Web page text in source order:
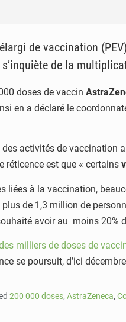
de vaccination
de la
doses de vaccin
en a déclaré le
des activités de
réticence est que « certains
liées à la vaccination,
de 1,3 million de
avoir au moins 20%
milliers de doses de
se poursuit, d’ici
200 000 doses, AstraZeneca,